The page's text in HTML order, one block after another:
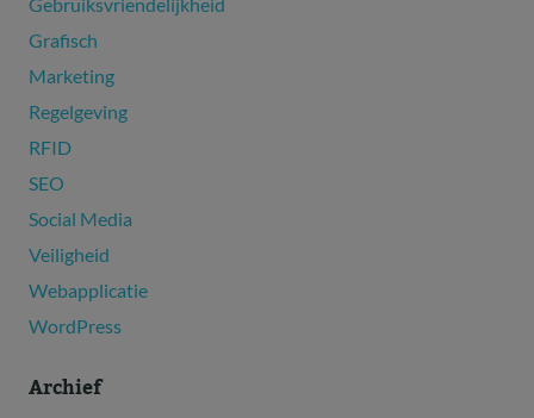
Grafisch
Marketing
Regelgeving
RFID
SEO
Social Media
Veiligheid
Webapplicatie
WordPress
Archief